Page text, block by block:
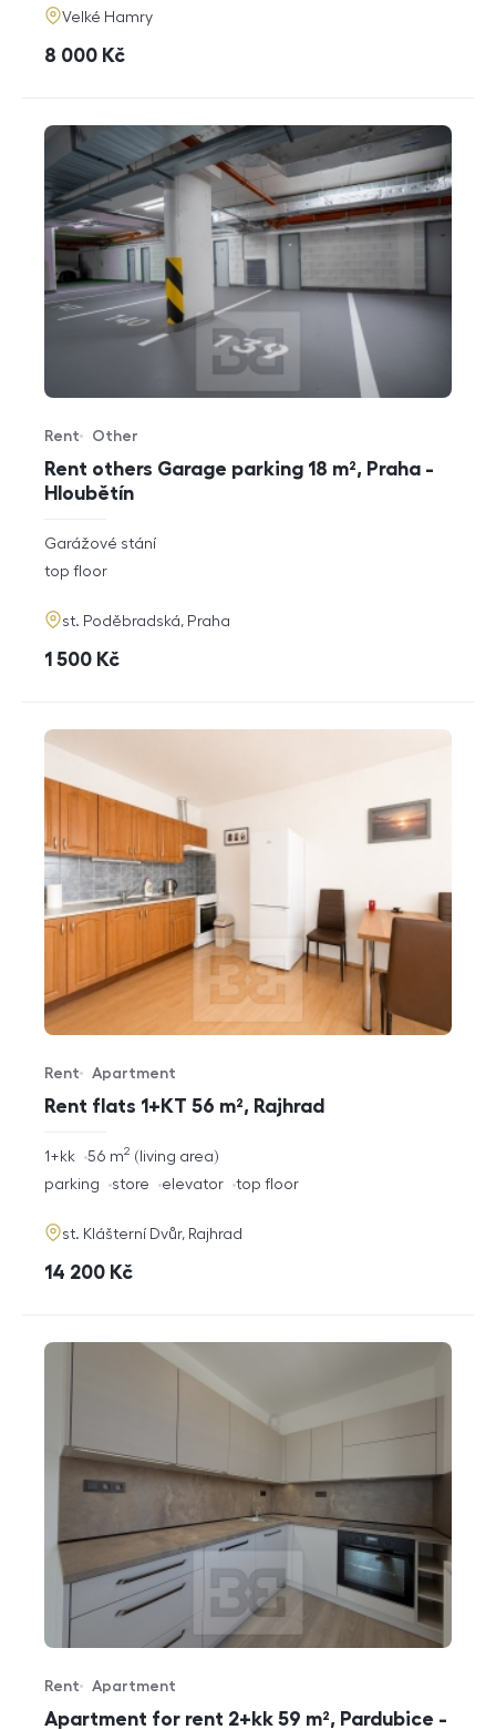
adresa
Velké Hamry
cena
8 000 Kč
Rent others Garage parking 18 m², Praha -
Hloubětín
Offer type
Rent
Property type
Other
rozměry
disposition
Garážové stání
funkce
top floor
adresa
st. Poděbradská, Praha
cena
1 500 Kč
Rent flats 1+KT 56 m², Rajhrad
Offer type
Rent
Property type
Apartment
rozměry
disposition
1+kk living area
56 m2
funkce
parking store elevator top floor
adresa
st. Klášterní Dvůr, Rajhrad
cena
14 200 Kč
Apartment for rent 2+kk 59 m², Pardubice -
Offer type
Rent
Property type
Apartment